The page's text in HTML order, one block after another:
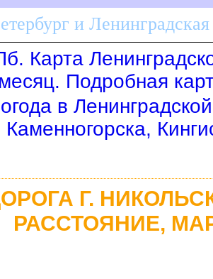
и Ленинградская
Карта
Подробная
в
Каменногорска,
Г.
РАССТОЯНИЕ,